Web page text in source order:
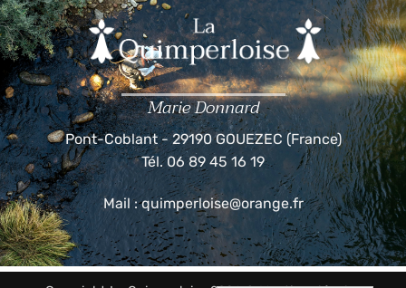
Marie Donnard
Pont-Coblant - 29190 GOUEZEC (France)
Tél. 06 89 45 16 19
Mail :quimperloise@orange.fr